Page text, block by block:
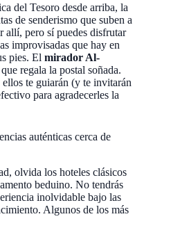
del Tesoro desde arriba, la
de senderismo que suben a
allí, pero sí puedes disfrutar
improvisadas que hay en
pies. El mirador Al-
regala la postal soñada.
te guiarán (y te invitarán
para agradecerles la
auténticas cerca de
olvida los hoteles clásicos
beduino. No tendrás
inolvidable bajo las
Algunos de los más